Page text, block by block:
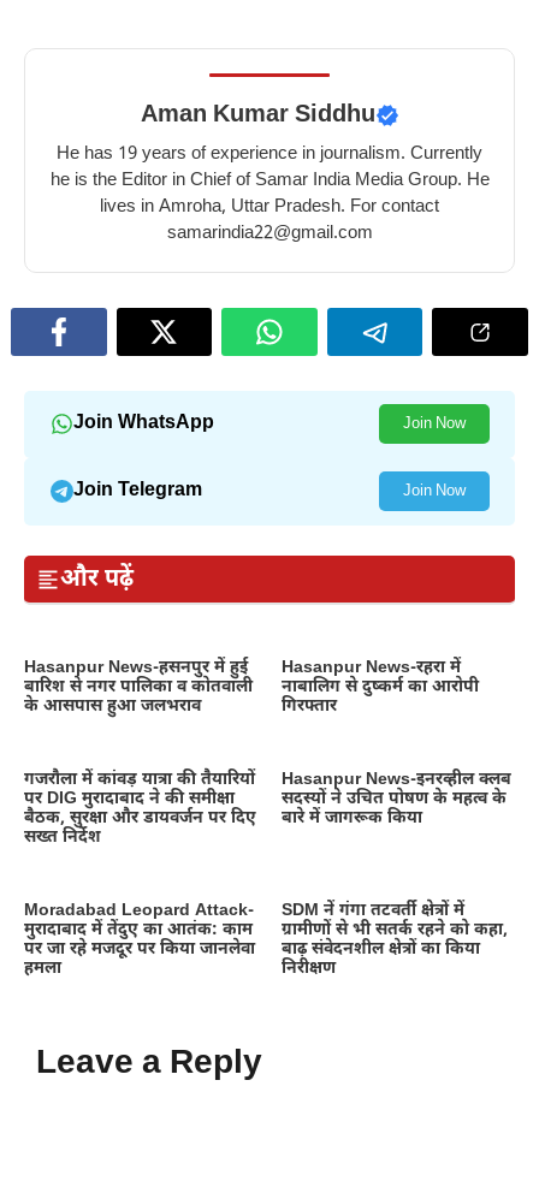
Aman Kumar Siddhu
He has 19 years of experience in journalism. Currently
he is the Editor in Chief of Samar India Media Group. He
lives in Amroha, Uttar Pradesh. For contact
samarindia22@gmail.com
Join WhatsApp Join Now
Join Telegram Join Now
और पढ़ें
Hasanpur News-हसनपुर में हुई
बारिश से नगर पालिका व कोतवाली
के आसपास हुआ जलभराव
Hasanpur News-रहरा में
नाबालिग से दुष्कर्म का आरोपी
गिरफ्तार
गजरौला में कांवड़ यात्रा की तैयारियों
पर DIG मुरादाबाद ने की समीक्षा
बैठक, सुरक्षा और डायवर्जन पर दिए
सख्त निर्देश
Hasanpur News-इनरव्हील क्लब
सदस्यों ने उचित पोषण के महत्व के
बारे में जागरूक किया
Moradabad Leopard Attack-
मुरादाबाद में तेंदुए का आतंक: काम
पर जा रहे मजदूर पर किया जानलेवा
हमला
SDM नें गंगा तटवर्ती क्षेत्रों में
ग्रामीणों से भी सतर्क रहने को कहा,
बाढ़ संवेदनशील क्षेत्रों का किया
निरीक्षण
Leave a Reply